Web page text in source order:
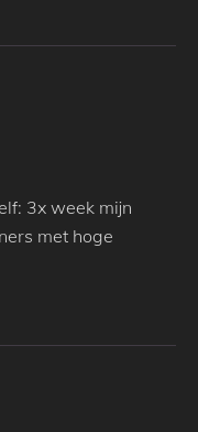
3x week mijn
met hoge